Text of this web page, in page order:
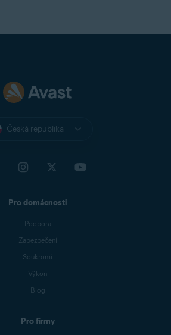
Česká republika
Pro domácnosti
Podpora
Zabezpečení
Soukromí
Výkon
Blog
Pro firmy